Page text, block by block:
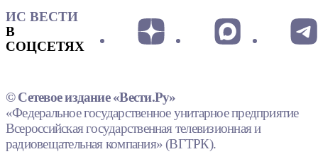
ИС ВЕСТИ
В
СОЦСЕТЯХ
© Сетевое издание «Вести.Ру»
«Федеральное государственное унитарное предприятие
Всероссийская государственная телевизионная и
радиовещательная компания» (ВГТРК).